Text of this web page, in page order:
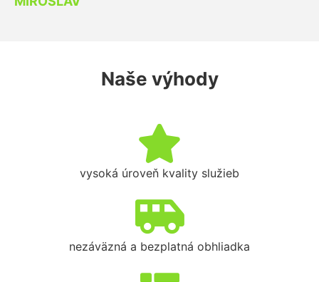
Naše výhody
vysoká úroveň kvality služieb
nezáväzná a bezplatná obhliadka